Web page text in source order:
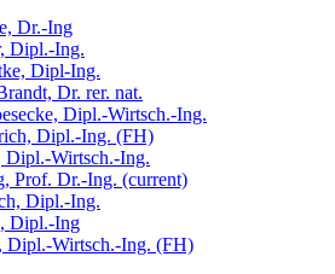
Dr.-Ing
Dipl.-Ing.
Dipl-Ing.
Dr. rer. nat.
Dipl.-Wirtsch.-Ing.
Dipl.-Ing. (FH)
Dipl.-Wirtsch.-Ing.
Prof. Dr.-Ing. (current)
Dipl.-Ing.
Dipl.-Ing
Dipl.-Wirtsch.-Ing. (FH)